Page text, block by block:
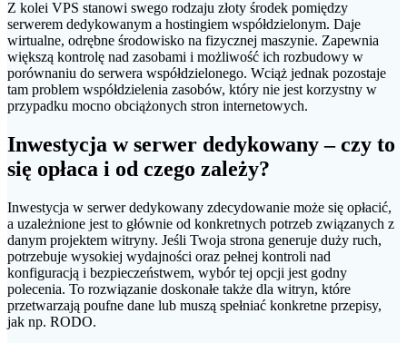
Z kolei VPS stanowi swego rodzaju złoty środek pomiędzy
serwerem dedykowanym a hostingiem współdzielonym. Daje
wirtualne, odrębne środowisko na fizycznej maszynie. Zapewnia
większą kontrolę nad zasobami i możliwość ich rozbudowy w
porównaniu do serwera współdzielonego. Wciąż jednak pozostaje
tam problem współdzielenia zasobów, który nie jest korzystny w
przypadku mocno obciążonych stron internetowych.
Inwestycja w serwer dedykowany – czy to
się opłaca i od czego zależy?
Inwestycja w serwer dedykowany zdecydowanie może się opłacić,
a uzależnione jest to głównie od konkretnych potrzeb związanych z
danym projektem witryny. Jeśli Twoja strona generuje duży ruch,
potrzebuje wysokiej wydajności oraz pełnej kontroli nad
konfiguracją i bezpieczeństwem, wybór tej opcji jest godny
polecenia. To rozwiązanie doskonałe także dla witryn, które
przetwarzają poufne dane lub muszą spełniać konkretne przepisy,
jak np. RODO.